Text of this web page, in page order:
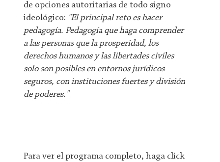
de opciones autoritarias de todo signo
ideológico: "El principal reto es hacer
pedagogía. Pedagogía que haga comprender
a las personas que la prosperidad, los
derechos humanos y las libertades civiles
solo son posibles en entornos jurídicos
seguros, con instituciones fuertes y división
de poderes."
Para ver el programa completo, haga click